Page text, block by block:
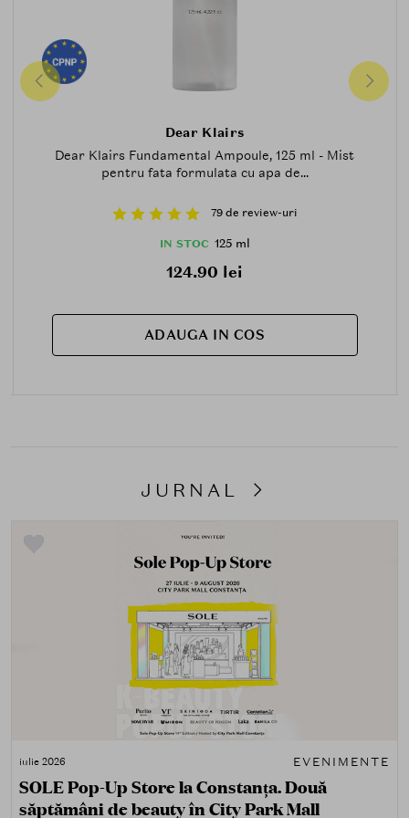
Dear Klairs
Dear Klairs Fundamental Ampoule, 125 ml - Mist
pentru fata formulata cu apa de...
79 de review-uri
IN STOC 125 ml
124.90 lei
ADAUGA IN COS
JURNAL
iulie 2026 EVENIMENTE
SOLE Pop-Up Store la Constanța. Două
săptămâni de beauty în City Park Mall